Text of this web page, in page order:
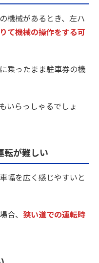
機械があるとき、左ハ
て機械の操作をする可
乗ったまま駐車券の機
いらっしゃるでしょ
転が難しい
幅を広く感じやすいと
合、 狭い道での運転時